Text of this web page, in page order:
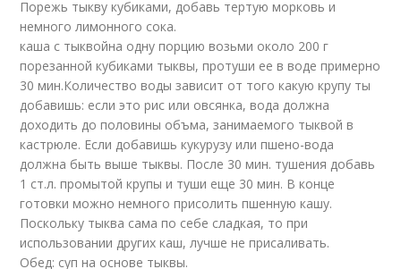
Порежь тыкву кубиками, добавь тертую морковь и
немного лимонного сока.
каша с тыквойна одну порцию возьми около 200 г
порезанной кубиками тыквы, протуши ее в воде примерно
30 мин.Количество воды зависит от того какую крупу ты
добавишь: если это рис или овсянка, вода должна
доходить до половины объма, занимаемого тыквой в
кастрюле. Если добавишь кукурузу или пшено-вода
должна быть выше тыквы. После 30 мин. тушения добавь
1 ст.л. промытой крупы и туши еще 30 мин. В конце
готовки можно немного присолить пшенную кашу.
Поскольку тыква сама по себе сладкая, то при
использовании других каш, лучше не присаливать.
Обед: суп на основе тыквы.